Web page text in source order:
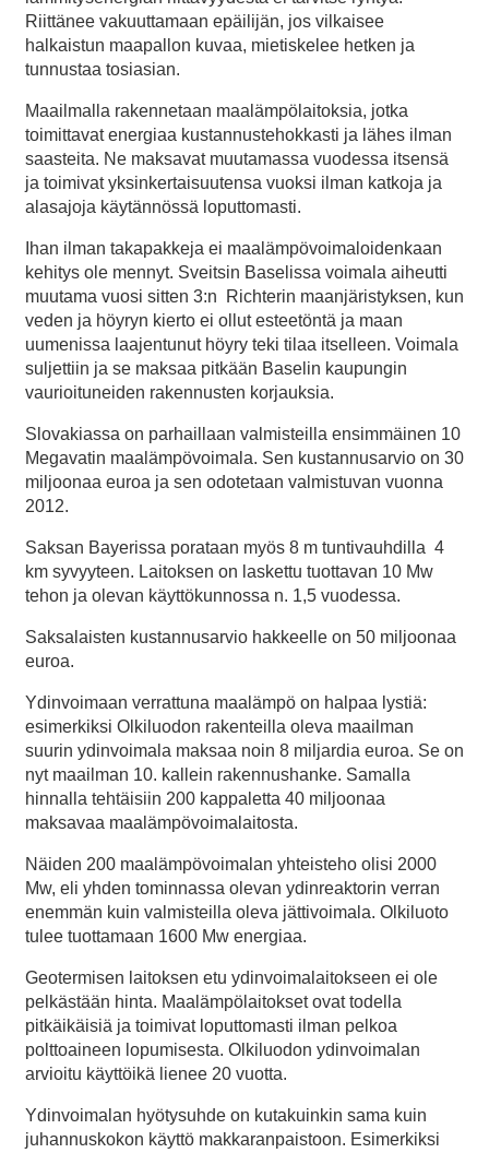
Riittänee vakuuttamaan epäilijän, jos vilkaisee
halkaistun maapallon kuvaa, mietiskelee hetken ja
tunnustaa tosiasian.
Maailmalla rakennetaan maalämpölaitoksia, jotka
toimittavat energiaa kustannustehokkasti ja lähes ilman
saasteita. Ne maksavat muutamassa vuodessa itsensä
ja toimivat yksinkertaisuutensa vuoksi ilman katkoja ja
alasajoja käytännössä loputtomasti.
Ihan ilman takapakkeja ei maalämpövoimaloidenkaan
kehitys ole mennyt. Sveitsin Baselissa voimala aiheutti
muutama vuosi sitten 3:n Richterin maanjäristyksen, kun
veden ja höyryn kierto ei ollut esteetöntä ja maan
uumenissa laajentunut höyry teki tilaa itselleen. Voimala
suljettiin ja se maksaa pitkään Baselin kaupungin
vaurioituneiden rakennusten korjauksia.
Slovakiassa on parhaillaan valmisteilla ensimmäinen 10
Megavatin maalämpövoimala. Sen kustannusarvio on 30
miljoonaa euroa ja sen odotetaan valmistuvan vuonna
2012.
Saksan Bayerissa porataan myös 8 m tuntivauhdilla 4
km syvyyteen. Laitoksen on laskettu tuottavan 10 Mw
tehon ja olevan käyttökunnossa n. 1,5 vuodessa.
Saksalaisten kustannusarvio hakkeelle on 50 miljoonaa
euroa.
Ydinvoimaan verrattuna maalämpö on halpaa lystiä:
esimerkiksi Olkiluodon rakenteilla oleva maailman
suurin ydinvoimala maksaa noin 8 miljardia euroa. Se on
nyt maailman 10. kallein rakennushanke. Samalla
hinnalla tehtäisiin 200 kappaletta 40 miljoonaa
maksavaa maalämpövoimalaitosta.
Näiden 200 maalämpövoimalan yhteisteho olisi 2000
Mw, eli yhden tominnassa olevan ydinreaktorin verran
enemmän kuin valmisteilla oleva jättivoimala. Olkiluoto
tulee tuottamaan 1600 Mw energiaa.
Geotermisen laitoksen etu ydinvoimalaitokseen ei ole
pelkästään hinta. Maalämpölaitokset ovat todella
pitkäikäisiä ja toimivat loputtomasti ilman pelkoa
polttoaineen lopumisesta. Olkiluodon ydinvoimalan
arvioitu käyttöikä lienee 20 vuotta.
Ydinvoimalan hyötysuhde on kutakuinkin sama kuin
juhannuskokon käyttö makkaranpaistoon. Esimerkiksi